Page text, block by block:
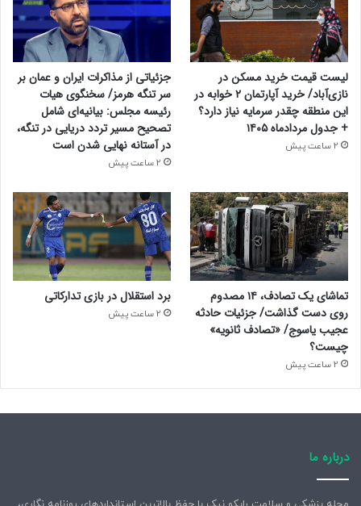
لیست قیمت خرید مسکن در
نازی‌آباد/ خرید آپارتمان ۲ خوابه در
این منطقه چقدر سرمایه نیاز دارد؟
+ جدول مردادماه ۱۴۰۵
2 ساعت پیش
جزئیاتی از مذاکرات ایران و عمان بر
سر تنگه هرمز/ سخنگوی هیات
رئیسه مجلس: بیانیه‌ای شامل
تصحیح مسیر تردد دریایی در تنگه،
در آستانه نهایی شدن است
2 ساعت پیش
تماشای یک تصادف، ۱۴ مصدوم
روی دست گذاشت/ جزئیات حادثه
عجیب یاسوج/ «تصادف ثانویه»
چیست؟
2 ساعت پیش
برد استقلال در بازی تدارکاتی
2 ساعت پیش
درباره ما